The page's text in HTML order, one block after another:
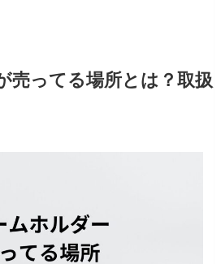
売ってる場所とは？取扱